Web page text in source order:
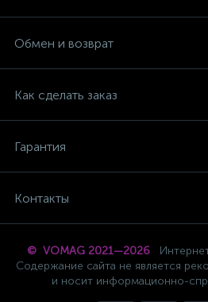
Обмен и возврат
Как сделать заказ
Гарантия
Контакты
© VOMAG 2021—2026
Содержание сайта не является
и носит информационно-